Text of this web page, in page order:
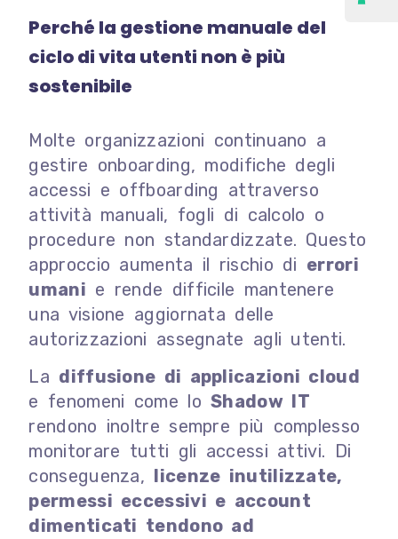
Perché la gestione manuale del
ciclo di vita utenti non è più
sostenibile
Molte organizzazioni continuano a
gestire onboarding, modifiche degli
accessi e offboarding attraverso
attività manuali, fogli di calcolo o
procedure non standardizzate. Questo
approccio aumenta il rischio di errori
umani e rende difficile mantenere
una visione aggiornata delle
autorizzazioni assegnate agli utenti.
La diffusione di applicazioni cloud
e fenomeni come loShadow IT
rendono inoltre sempre più complesso
monitorare tutti gli accessi attivi. Di
conseguenza,
licenze inutilizzate,
permessi eccessivi e account
dimenticati tendono ad